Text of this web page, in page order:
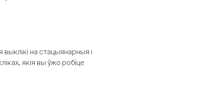
на стацыянарныя і
якія вы ўжо робіце